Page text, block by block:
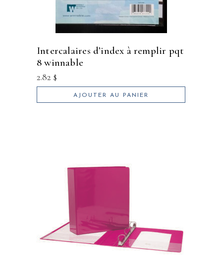
intercalaires d’index à remplir pqt
8 winnable
2.82 $
AJOUTER AU PANIER